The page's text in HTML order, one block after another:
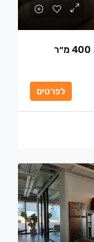
לפרטים